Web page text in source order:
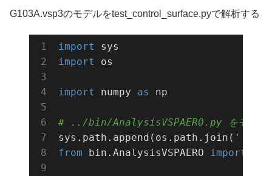
G103A.vsp3のモデルをtest_control_surface.pyで解析する
import
import
os
import numpy as np
# ../bin/AnalysisVSPAERO.py をモジュー
sys.path.append(os.path.join( '..'
from bin.AnalysisVSPAERO import